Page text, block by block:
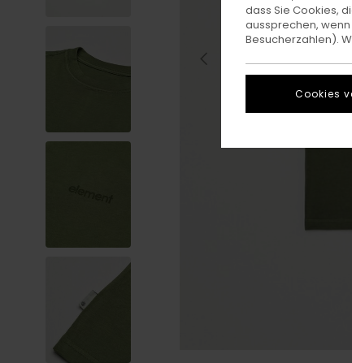
dass Sie Cookies,
aussprechen,
Besucherzahlen).
Cookies